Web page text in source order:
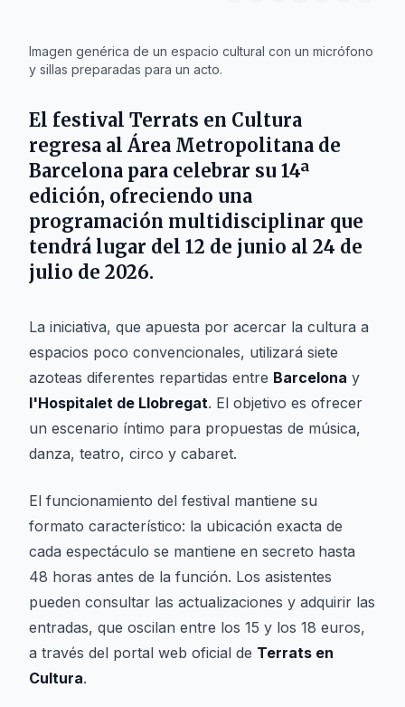
Imagen genérica de un espacio cultural con un micrófono
y sillas preparadas para un acto.
El festival Terrats en Cultura
regresa al Área Metropolitana de
Barcelona para celebrar su 14ª
edición, ofreciendo una
programación multidisciplinar que
tendrá lugar del 12 de junio al 24 de
julio de 2026.
La iniciativa, que apuesta por acercar la cultura a
espacios poco convencionales, utilizará siete
azoteas diferentes repartidas entre Barcelona y
l'Hospitalet de Llobregat. El objetivo es ofrecer
un escenario íntimo para propuestas de música,
danza, teatro, circo y cabaret.
El funcionamiento del festival mantiene su
formato característico: la ubicación exacta de
cada espectáculo se mantiene en secreto hasta
48 horas antes de la función. Los asistentes
pueden consultar las actualizaciones y adquirir las
entradas, que oscilan entre los 15 y los 18 euros,
a través del portal web oficial de Terrats en
Cultura.